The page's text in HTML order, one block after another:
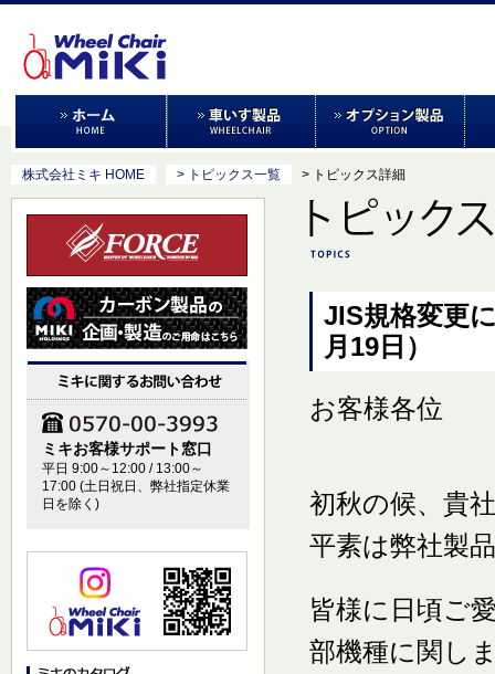
株式会社ミキ HOME > トピックス一覧 > トピックス詳細
JIS規格変更
月19日）
お客様各位
初秋の候、貴
平素は弊社製
皆様に日頃ご
部機種に関し
ミキお客様サポート窓口
平日 9:00～12:00 / 13:00～
17:00 (土日祝日、弊社指定休業
日を除く)